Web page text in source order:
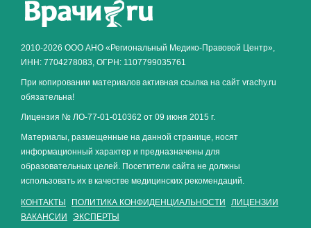
2010-2026 ООО АНО «Региональный Медико-Правовой Центр»,
ИНН: 7704278083, ОГРН: 1107799035761
При копировании материалов активная ссылка на сайт vrachy.ru
обязательна!
Лицензия № ЛО-77-01-010362 от 09 июня 2015 г.
Материалы, размещенные на данной странице, носят
информационный характер и предназначены для
образовательных целей. Посетители сайта не должны
использовать их в качестве медицинских рекомендаций.
КОНТАКТЫ ПОЛИТИКА КОНФИДЕНЦИАЛЬНОСТИ
ЛИЦЕНЗИИ
ВАКАНСИИ
ЭКСПЕРТЫ